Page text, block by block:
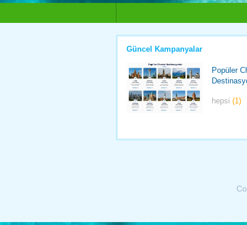
Güncel Kampanyalar
Popüler
hepsi(1)